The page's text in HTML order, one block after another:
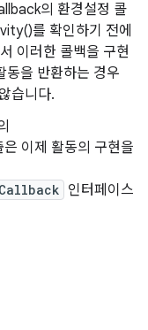
의 환경설정 콜
를 확인하기 전에
이러한 콜백을 구현
을 반환하는 경우
습니다.
은 이제 활동의 구현을
인터페이스